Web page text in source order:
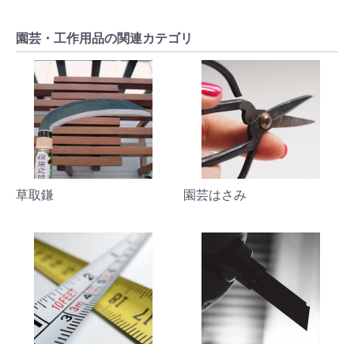
園芸・工作用品の関連カテゴリ
草取鎌 園芸はさみ